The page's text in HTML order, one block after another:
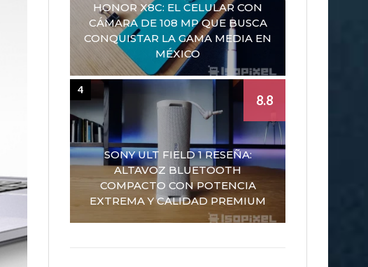
HONOR X8C: EL CELULAR CON
CÁMARA DE 108 MP QUE BUSCA
CONQUISTAR LA GAMA MEDIA EN
MÉXICO
SONY ULT FIELD 1 RESEÑA:
ALTAVOZ BLUETOOTH
COMPACTO CON POTENCIA
EXTREMA Y CALIDAD PREMIUM
8.8
4